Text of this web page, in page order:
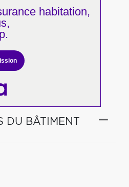
habitation,
DU BÂTIMENT